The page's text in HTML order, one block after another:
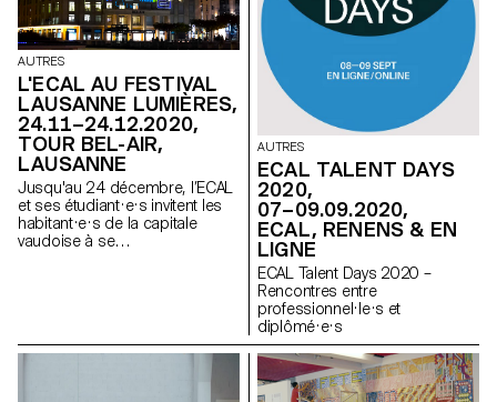
AUTRES
L'ECAL AU FESTIVAL
LAUSANNE LUMIÈRES,
24.11–24.12.2020,
TOUR BEL-AIR,
LAUSANNE
Jusqu'au 24 décembre, l’ECAL
et ses étudiant·e·s invitent les
habitant·e·s de la capitale
vaudoise à se
de phare dans la ville.
AUTRES
ECAL TALENT DAYS
2020,
07–09.09.2020,
ECAL, RENENS & EN
LIGNE
ECAL Talent Days 2020 –
Rencontres entre
professionnel·le·s et
diplômé·e·s